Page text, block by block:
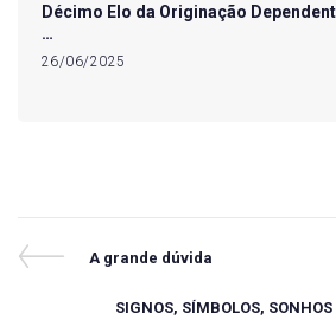
Décimo Elo da Originação
…
26/06/2025
Navegação
Previous
A grande dúvida
Next
SIGNOS, SÍMBOLOS, SONHOS